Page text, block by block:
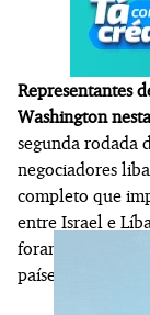
Representantes
Washington
segunda rodada
negociadores
completo que
entre Israel e
foram as
países, que não